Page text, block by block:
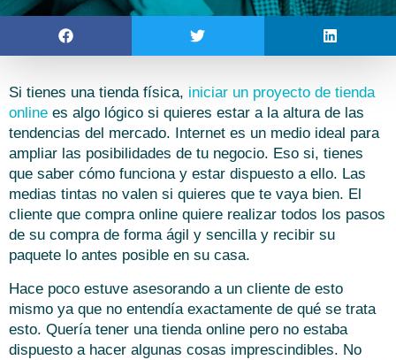
Si tienes una tienda física, iniciar un proyecto de tienda
online es algo lógico si quieres estar a la altura de las
tendencias del mercado. Internet es un medio ideal para
ampliar las posibilidades de tu negocio. Eso si, tienes
que saber cómo funciona y estar dispuesto a ello. Las
medias tintas no valen si quieres que te vaya bien. El
cliente que compra online quiere realizar todos los pasos
de su compra de forma ágil y sencilla y recibir su
paquete lo antes posible en su casa.
Hace poco estuve asesorando a un cliente de esto
mismo ya que no entendía exactamente de qué se trata
esto. Quería tener una tienda online pero no estaba
dispuesto a hacer algunas cosas imprescindibles. No